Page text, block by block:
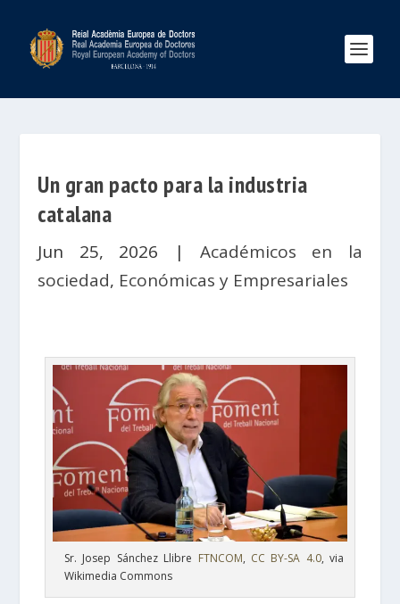
Un gran pacto para la industria
catalana
Jun 25, 2026 | Académicos en la
sociedad, Económicas y Empresariales
Sr. Josep Sánchez Llibre FTNCOM, CC BY-SA 4.0, via
Wikimedia Commons